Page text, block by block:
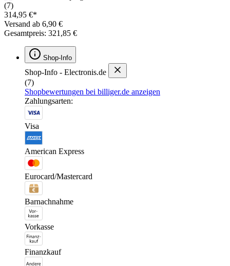
(7)
314,95 €*
Versand ab 6,90 €
Gesamtpreis: 321,85 €
Shop-Info
Shop-Info - Electronis.de
(7)
Shopbewertungen bei billiger.de anzeigen
Zahlungsarten:
Visa
American Express
Eurocard/Mastercard
Barnachnahme
Vorkasse
Finanzkauf